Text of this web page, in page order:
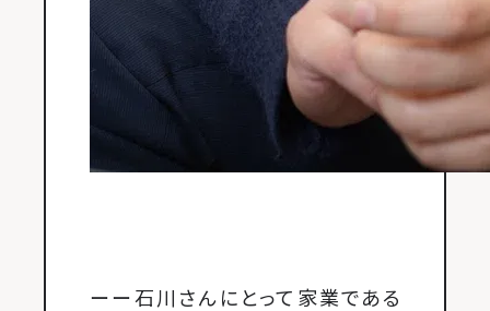
ーー石川さんにとって家業である